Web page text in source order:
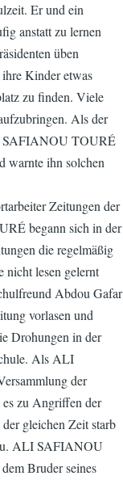
Er und ein
anstatt zu lernen
üben
Kinder etwas
zu finden. Viele
Als der
SAFIANOU TOURÉ
warnte ihn solchen
Zeitungen der
begann sich in der
die regelmäßig
nicht lesen gelernt
Abdou Gafar
vorlasen und
Drohungen in der
Als ALI
der
zu Angriffen der
gleichen Zeit starb
ALI SAFIANOU
Bruder seines